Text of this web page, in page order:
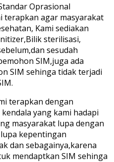
Oprasional
terapkan agar masyarakat
Kami sediakan
sterilisasi,
sesudah
SIM,juga ada
SIM sehinga tidak terjadi
terapkan dengan
yang kami hadapi
masyarakat lupa dengan
kepentingan
dan sebagainya,karena
mendaptkan SIM sehinga